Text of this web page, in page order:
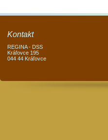
Kontakt
REGINA - DSS
Kráľovce 195
044 44 Kráľovce